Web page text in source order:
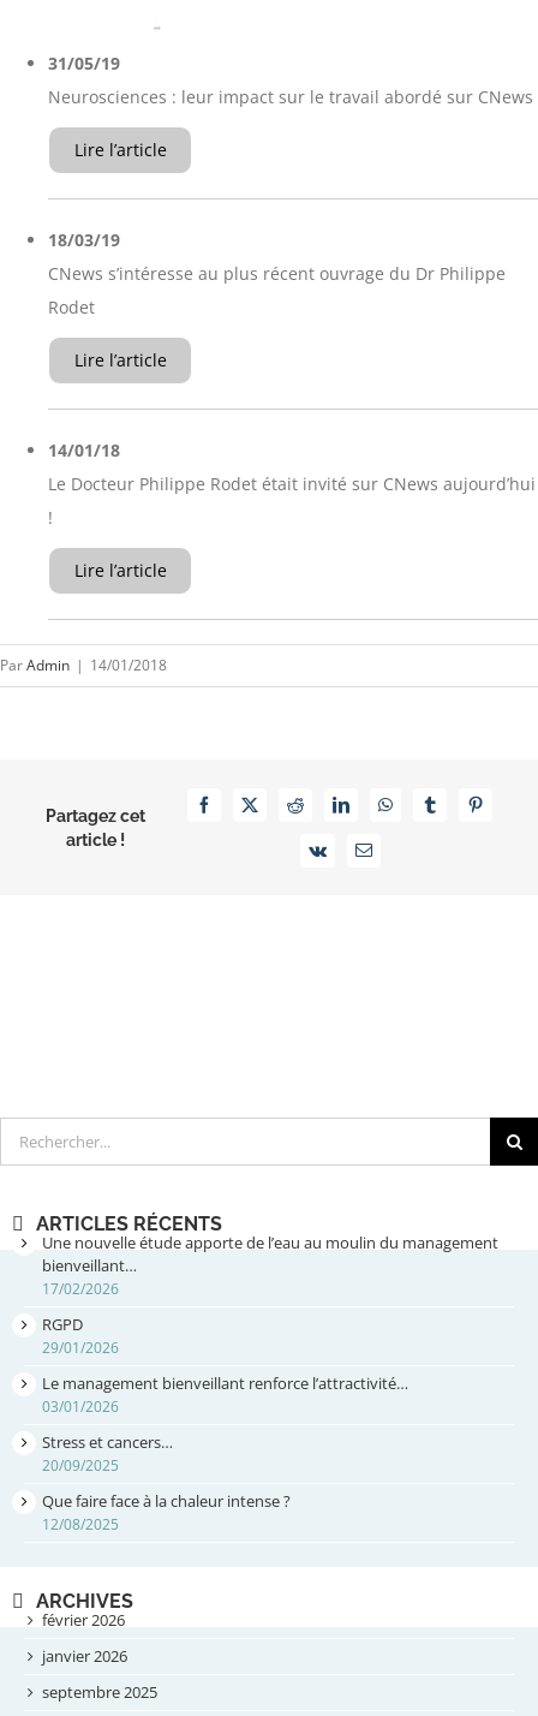
31/05/19
Neurosciences : leur impact sur le travail abordé sur CNews
Lire l’article
18/03/19
CNews s’intéresse au plus récent ouvrage du Dr Philippe
Rodet
Lire l’article
14/01/18
Le Docteur Philippe Rodet était invité sur CNews aujourd’hui
!
Lire l’article
ParAdmin | 14/01/2018
Partagez cet
article !
Facebook
X RedditLinkedInWhatsAppTumblrPinterest
Vk Email
Rechercher
ARTICLES RÉCENTS
Une nouvelle étude apporte de l’eau au moulin du management
bienveillant…
17/02/2026
RGPD
29/01/2026
Le management bienveillant renforce l’attractivité…
03/01/2026
Stress et cancers…
20/09/2025
Que faire face à la chaleur intense ?
12/08/2025
ARCHIVES
février 2026
janvier 2026
septembre 2025